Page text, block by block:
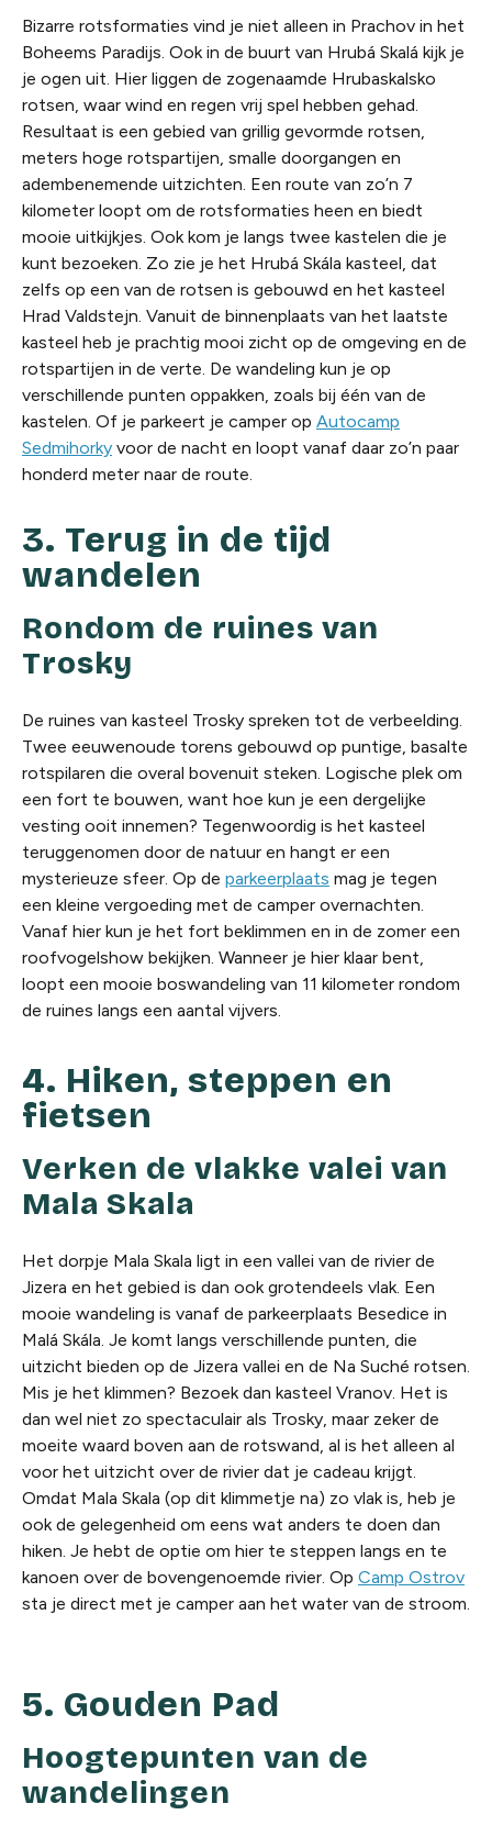
Bizarre rotsformaties vind je niet alleen in Prachov in het
Boheems Paradijs. Ook in de buurt van Hrubá Skalá kijk je
je ogen uit. Hier liggen de zogenaamde Hrubaskalsko
rotsen, waar wind en regen vrij spel hebben gehad.
Resultaat is een gebied van grillig gevormde rotsen,
meters hoge rotspartijen, smalle doorgangen en
adembenemende uitzichten. Een route van zo’n 7
kilometer loopt om de rotsformaties heen en biedt
mooie uitkijkjes. Ook kom je langs twee kastelen die je
kunt bezoeken. Zo zie je het Hrubá Skála kasteel, dat
zelfs op een van de rotsen is gebouwd en het kasteel
Hrad Valdstejn. Vanuit de binnenplaats van het laatste
kasteel heb je prachtig mooi zicht op de omgeving en de
rotspartijen in de verte. De wandeling kun je op
verschillende punten oppakken, zoals bij één van de
kastelen. Of je parkeert je camper op Autocamp
Sedmihorky voor de nacht en loopt vanaf daar zo’n paar
honderd meter naar de route.
3. Terug in de tijd
wandelen
Rondom de ruines van
Trosky
De ruines van kasteel Trosky spreken tot de verbeelding.
Twee eeuwenoude torens gebouwd op puntige, basalte
rotspilaren die overal bovenuit steken. Logische plek om
een fort te bouwen, want hoe kun je een dergelijke
vesting ooit innemen? Tegenwoordig is het kasteel
teruggenomen door de natuur en hangt er een
mysterieuze sfeer. Op de parkeerplaats mag je tegen
een kleine vergoeding met de camper overnachten.
Vanaf hier kun je het fort beklimmen en in de zomer een
roofvogelshow bekijken. Wanneer je hier klaar bent,
loopt een mooie boswandeling van 11 kilometer rondom
de ruines langs een aantal vijvers.
4. Hiken, steppen en
fietsen
Verken de vlakke valei van
Mala Skala
Het dorpje Mala Skala ligt in een vallei van de rivier de
Jizera en het gebied is dan ook grotendeels vlak. Een
mooie wandeling is vanaf de parkeerplaats Besedice in
Malá Skála. Je komt langs verschillende punten, die
uitzicht bieden op de Jizera vallei en de Na Suché rotsen.
Mis je het klimmen? Bezoek dan kasteel Vranov. Het is
dan wel niet zo spectaculair als Trosky, maar zeker de
moeite waard boven aan de rotswand, al is het alleen al
voor het uitzicht over de rivier dat je cadeau krijgt.
Omdat Mala Skala (op dit klimmetje na) zo vlak is, heb je
ook de gelegenheid om eens wat anders te doen dan
hiken. Je hebt de optie om hier te steppen langs en te
kanoen over de bovengenoemde rivier. Op Camp Ostrov
sta je direct met je camper aan het water van de stroom.
5. Gouden Pad
Hoogtepunten van de
wandelingen